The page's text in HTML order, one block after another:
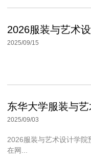
2026服装与艺术
2025/09/15
东华大学服装与
2025/09/03
2026服装与艺术设计学
在网...